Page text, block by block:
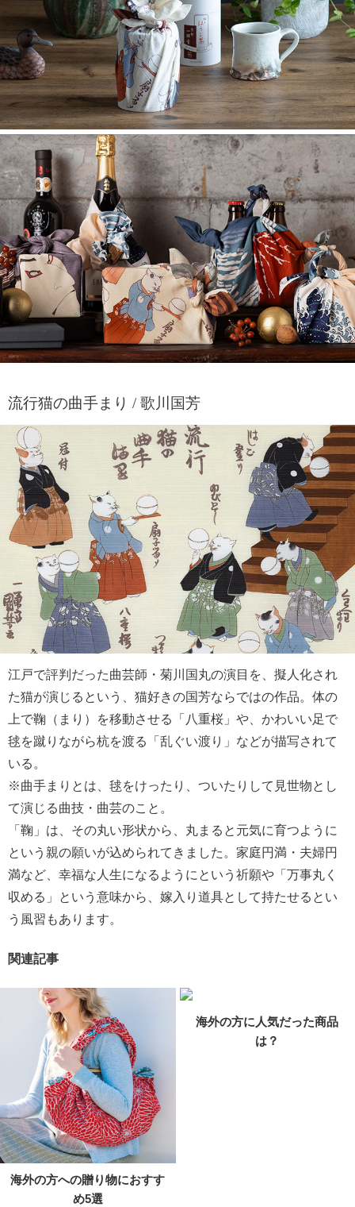
流行猫の曲手まり / 歌川国芳
江戸で評判だった曲芸師・菊川国丸の演目を、擬人化され
た猫が演じるという、猫好きの国芳ならではの作品。体の
上で鞠（まり）を移動させる「八重桜」や、かわいい足で
毬を蹴りながら杭を渡る「乱ぐい渡り」などが描写されて
いる。
※曲手まりとは、毬をけったり、ついたりして見世物とし
て演じる曲技・曲芸のこと。
「鞠」は、その丸い形状から、丸まると元気に育つように
という親の願いが込められてきました。家庭円満・夫婦円
満など、幸福な人生になるようにという祈願や「万事丸く
収める」という意味から、嫁入り道具として持たせるとい
う風習もあります。
関連記事
海外の方への贈り物におすす
め5選
海外の方に人気だった商品
は？